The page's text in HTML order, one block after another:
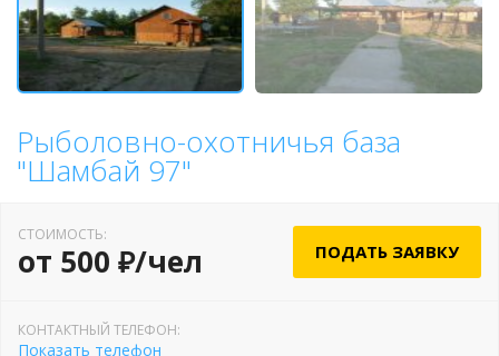
Рыболовно-охотничья база
"Шамбай 97"
СТОИМОСТЬ:
от 500 ₽/чел ПОДАТЬ ЗАЯВКУ
КОНТАКТНЫЙ ТЕЛЕФОН:
Показать телефон